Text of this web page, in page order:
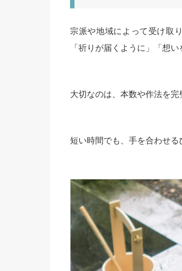
宗派や地域によって受け取
「祈りが届くように」「想
大切なのは、本数や作法を完
短い時間でも、手を合わせる